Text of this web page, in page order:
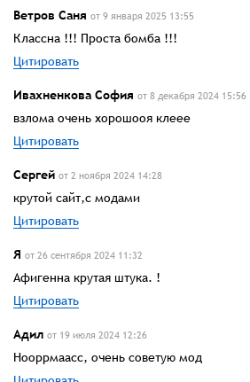
Ветров Саня от 9 января 2025 13:55
Классна !!! Проста бомба !!!
Цитировать
Ивахненкова София от 8 декабря 2024 15:56
взлома очень хорошооя клеее
Цитировать
Сергей от 2 ноября 2024 14:28
крутой сайт,с модами
Цитировать
Я от 26 сентября 2024 11:32
Афигенна крутая штука. !
Цитировать
Адил от 19 июля 2024 12:26
Нооррмаасс, очень советую мод